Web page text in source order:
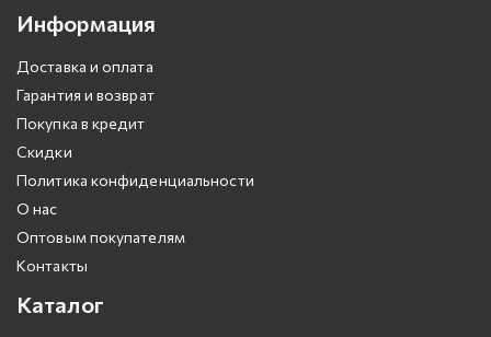
Информация
Доставка и оплата
Гарантия и возврат
Покупка в кредит
Скидки
Политика конфиденциальности
О нас
Оптовым покупателям
Контакты
Каталог